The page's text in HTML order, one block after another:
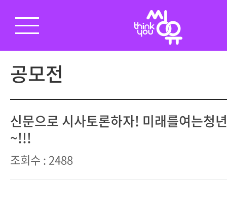
공모전
신문으로 시사토론하자! 미래를여는청
~!!!
조회수 : 2488